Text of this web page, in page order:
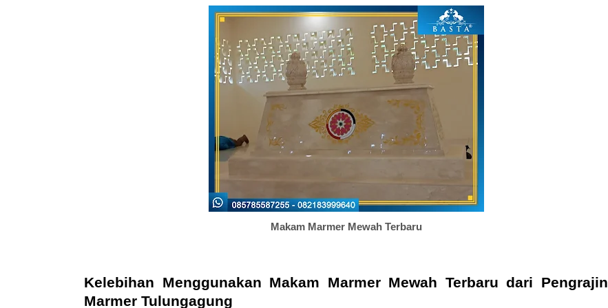
Makam Marmer Mewah Terbaru
Kelebihan Menggunakan Makam Marmer Mewah Terbaru dari Pengrajin
Marmer Tulungagung